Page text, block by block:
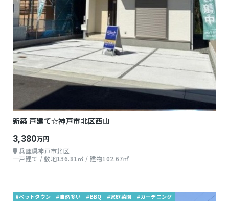
新築 戸建て☆神戸市北区西山
3,380万円
兵庫県神戸市北区
一戸建て / 敷地136.81㎡ / 建物102.67㎡
#ベットタウン #自然多い #BBQ #家庭菜園 #ガーデニング